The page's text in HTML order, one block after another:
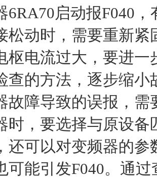
6RA70启动报F040
松动时，需要重新
枢电流过大，要进
查的方法，逐步缩小
故障导致的误报，
时，要选择与原设
还可以对变频器的
可能引发F040。通